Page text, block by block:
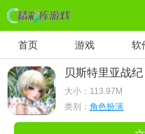
首页 游戏 软
贝斯特里亚战纪
大小： 113.97M
类别： 角色扮演